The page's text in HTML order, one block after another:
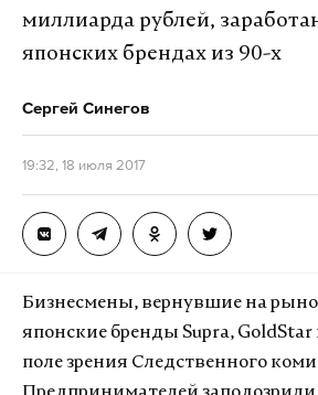
миллиарда рублей,
японских брендах из 90-х
Сергей Синегов
19:32, 18 июля 2017
Бизнесмены, вернувшие на
японские бренды Supra, GoldStar
поле зрения Следственного